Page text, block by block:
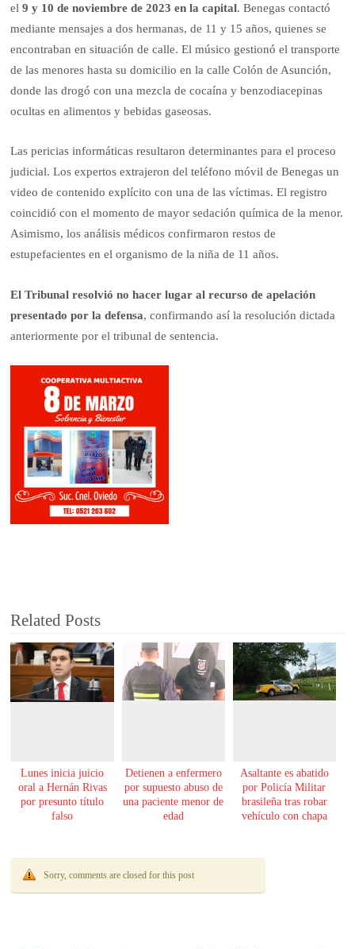
el9 y 10 de noviembre de 2023 en la capital. Benegas contactó
mediante mensajes a dos hermanas, de 11 y 15 años, quienes se
encontraban en situación de calle. El músico gestionó el transporte
de las menores hasta su domicilio en la calle Colón de Asunción,
donde las drogó con una mezcla de cocaína y benzodiacepinas
ocultas en alimentos y bebidas gaseosas.
Las pericias informáticas resultaron determinantes para el proceso
judicial. Los expertos extrajeron del teléfono móvil de Benegas un
video de contenido explícito con una de las víctimas. El registro
coincidió con el momento de mayor sedación química de la menor.
Asimismo, los análisis médicos confirmaron restos de
estupefacientes en el organismo de la niña de 11 años.
El Tribunal resolvió no hacer lugar al recurso de apelación
presentado por la defensa, confirmando así la resolución dictada
anteriormente por el tribunal de sentencia.
Related Posts
Lunes inicia juicio
oral a Hernán Rivas
por presunto título
falso
Detienen a enfermero
por supuesto abuso de
una paciente menor de
edad
Asaltante es abatido
por Policía Militar
brasileña tras robar
vehículo con chapa
Sorry, comments are closed for this post